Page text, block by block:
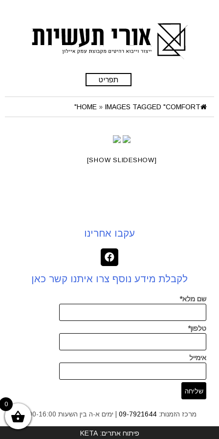
תפריט
HOME » IMAGES TAGGED "COMFORT"
[SHOW SLIDESHOW]
עקבו אחרינו
לקבלת מידע נוסף צרו איתנו קשר כאן
שם מלא*
טלפון*
אימייל
מרכז הזמנות: 09-7921644 | ימים א-ה בין השעות 9:00-16:00
0
פיתוח אתרים: KETA